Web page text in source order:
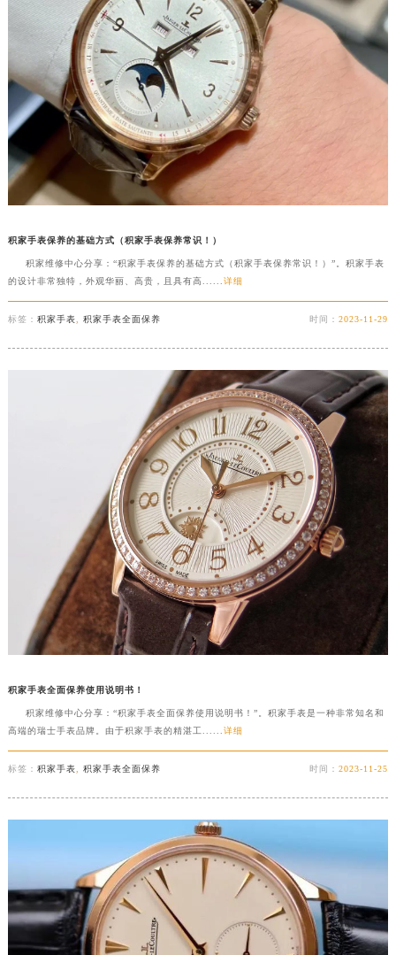
积家手表保养的基础方式（积家手表保养常识！）
积家维修中心分享：“积家手表保养的基础方式（积家手表保养常识！）”。积家手表
的设计非常独特，外观华丽、高贵，且具有高...... 详细
标签： 积家手表 积家手表全面保养 时间：2023-11-29
积家手表全面保养使用说明书！
积家维修中心分享：“积家手表全面保养使用说明书！”。积家手表是一种非常知名和
高端的瑞士手表品牌。由于积家手表的精湛工......详细
标签： 积家手表, 积家手表全面保养 时间：2023-11-25